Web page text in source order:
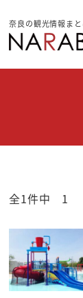
奈良の観光情報ま
全1件中 1